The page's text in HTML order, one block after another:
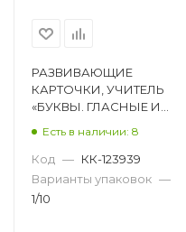
РАЗВИВАЮЩИЕ
КАРТОЧКИ, УЧИТЕЛЬ
«БУКВЫ. ГЛАСНЫЕ И
КАРТЫ», 32 СТ Н-124
Есть в наличии: 8
Код — КК-123939
Варианты упаковок —
1/10